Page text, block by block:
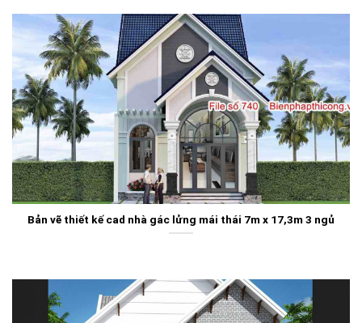
Bản vẽ thiết kế cad nhà gác lửng mái thái 7m x 17,3m 3 ngủ